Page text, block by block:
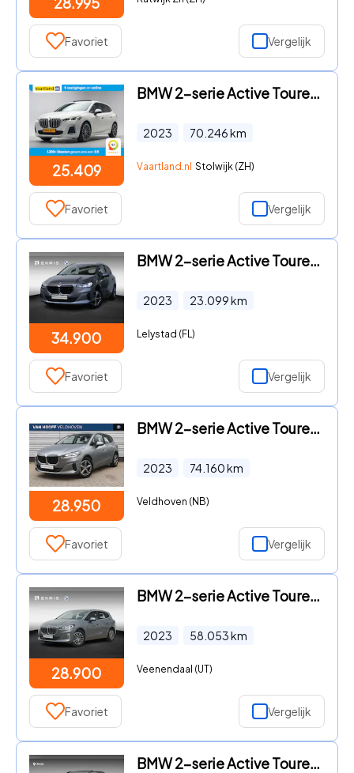
Favoriet Vergelijk
25.409
BMW 2-serie Active Tourer - 218i M Sport Aut. [ Panorama Leder HUD Harman/Kardon ]
2023 70.246km
Vaartland.nl Stolwijk (ZH)
Favoriet Vergelijk
34.900
BMW 2-serie Active Tourer - 225e xDrive | Panorama Dak | Trekhaak | Achteruitrijcamera |
2023 23.099km
Lelystad (FL)
Favoriet Vergelijk
28.950
BMW 2-serie Active Tourer - 218i Automaat / Comfort Access / Adaptieve LED / Parking Ass
2023 74.160km
Veldhoven (NB)
Favoriet Vergelijk
28.900
BMW 2-serie Active Tourer - 218i | Luxury Line | Harman-Kardon | Achteruitrijcamera | Ac
2023 58.053km
Veenendaal (UT)
Favoriet Vergelijk
BMW 2-serie Active Tourer - 220i | M-Sport | Trekhaak | Panoramadak | Stoelverwarming be